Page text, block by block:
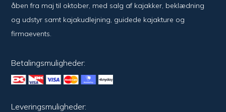
åben fra maj til oktober, med salg af kajakker, beklædning
og udstyr samt kajakudlejning, guidede kajakture og
firmaevents.
Betalingsmuligheder:
Leveringsmuligheder: